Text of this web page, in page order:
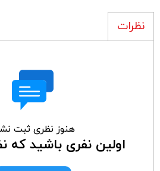
نظرات
هنوز نظری ثبت
اولین نفری باشید که